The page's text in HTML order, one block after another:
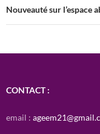
Nouveauté sur l’espace
CONTACT :
email :